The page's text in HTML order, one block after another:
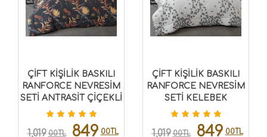
ÇİFT KİŞİLİK BASKILI
RANFORCE NEVRESİM
SETİ ANTRASİT ÇİÇEKLİ
8696474231517
1,019 00TL 849 00TL
ÇİFT KİŞİLİK BASKILI
RANFORCE NEVRESİM
SETİ KELEBEK
8696474231516
1,019 00TL 849 00TL